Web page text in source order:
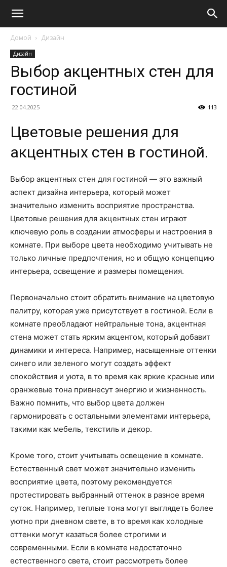
Домой Дизайн
Дизайн
Выбор акцентных стен для
гостиной
22.04.2025 113
Цветовые решения для
акцентных стен в гостиной.
Выбор акцентных стен для гостиной — это важный
аспект дизайна интерьера, который может
значительно изменить восприятие пространства.
Цветовые решения для акцентных стен играют
ключевую роль в создании атмосферы и настроения в
комнате. При выборе цвета необходимо учитывать не
только личные предпочтения, но и общую концепцию
интерьера, освещение и размеры помещения.
Первоначально стоит обратить внимание на цветовую
палитру, которая уже присутствует в гостиной. Если в
комнате преобладают нейтральные тона, акцентная
стена может стать ярким акцентом, который добавит
динамики и интереса. Например, насыщенные оттенки
синего или зеленого могут создать эффект
спокойствия и уюта, в то время как яркие красные или
оранжевые тона привнесут энергию и жизненность.
Важно помнить, что выбор цвета должен
гармонировать с остальными элементами интерьера,
такими как мебель, текстиль и декор.
Кроме того, стоит учитывать освещение в комнате.
Естественный свет может значительно изменить
восприятие цвета, поэтому рекомендуется
протестировать выбранный оттенок в разное время
суток. Например, теплые тона могут выглядеть более
уютно при дневном свете, в то время как холодные
оттенки могут казаться более строгими и
современными. Если в комнате недостаточно
естественного света, стоит рассмотреть более